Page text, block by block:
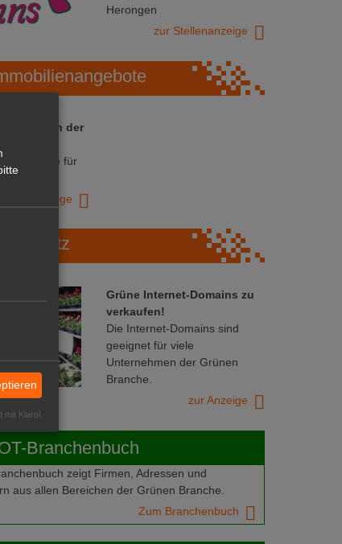
Herongen
zur Stellenanzeige
Chance in der
Immobilie für
zur Anzeige
Grüne Internet-Domains zu
verkaufen!
Die Internet-Domains sind
geeignet für viele
Unternehmen der Grünen
Branche.
zur Anzeige
Branchenbuch
zeigt Firmen, Adressen und
aus allen Bereichen der Grünen Branche.
Zum Branchenbuch
mit Klaro!